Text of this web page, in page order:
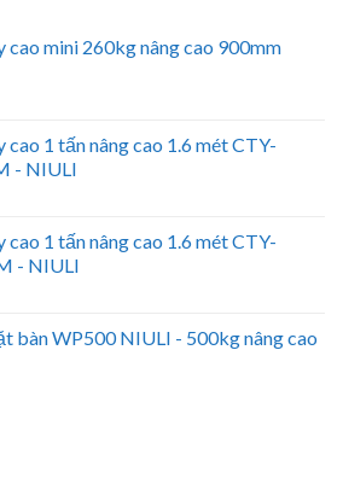
cao mini 260kg nâng cao 900mm
cao 1 tấn nâng cao 1.6 mét CTY-
- NIULI
cao 1 tấn nâng cao 1.6 mét CTY-
- NIULI
bàn WP500 NIULI - 500kg nâng cao